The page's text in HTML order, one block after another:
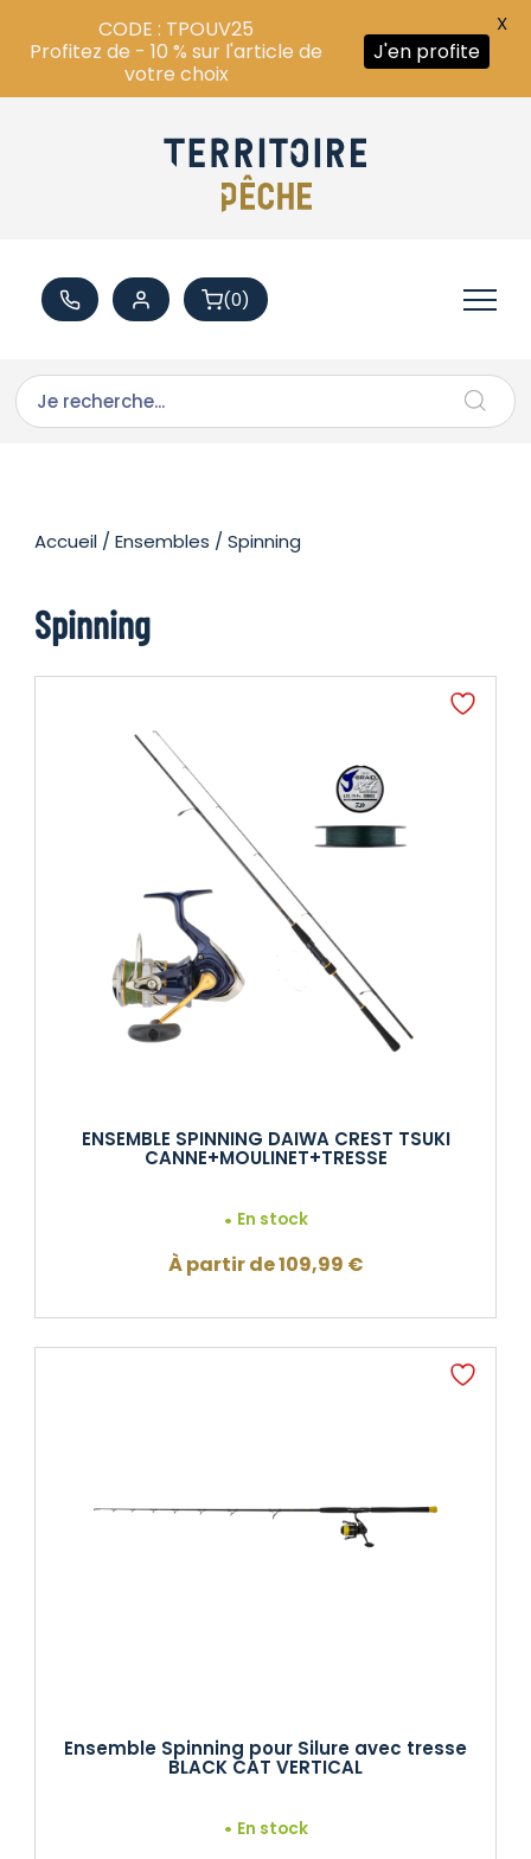
(0)
Accueil /Ensembles / Spinning
Spinning
ENSEMBLE SPINNING DAIWA CREST TSUKI
CANNE+MOULINET+TRESSE
En stock
À partir de109,99 €
Ensemble Spinning pour Silure avec tresse
BLACK CAT VERTICAL
En stock
CODE : TPOUV25
Profitez de - 10 % sur l'article de
votre choix
J'en profite
X